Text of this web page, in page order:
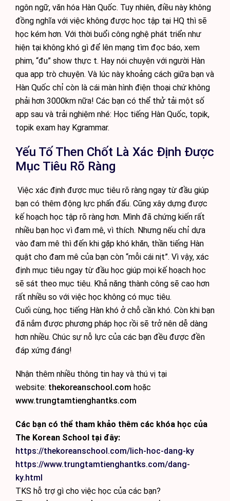
ngôn ngữ, văn hóa Hàn Quốc. Tuy nhiên, điều này không
đồng nghĩa với việc không được học tập tại HQ thì sẽ
học kém hơn. Với thời buổi công nghệ phát triển như
hiện tại không khó gì để lên mạng tìm đọc báo, xem
phim, “đu” show thực t. Hay nói chuyện với người Hàn
qua app trò chuyện. Và lúc này khoảng cách giữa bạn và
Hàn Quốc chỉ còn là cái màn hình điện thoại chứ không
phải hơn 3000km nữa! Các bạn có thể thử tải một số
app sau và trải nghiệm nhé: Học tiếng Hàn Quốc, topik,
topik exam hay Kgrammar.
Yếu Tố Then Chốt Là Xác Định Được
Mục Tiêu Rõ Ràng
Việc xác định được mục tiêu rõ ràng ngay từ đầu giúp
bạn có thêm động lực phấn đấu. Cũng xây dựng được
kế hoạch học tập rõ ràng hơn. Mình đã chứng kiến rất
nhiều bạn học vì đam mê, vì thích. Nhưng nếu chỉ dựa
vào đam mê thì đến khi gặp khó khăn, thần tiếng Hàn
quật cho đam mê của bạn còn “mỗi cái nịt”. Vì vậy, xác
định mục tiêu ngay từ đầu học giúp mọi kế hoạch học
sẽ sát theo mục tiêu. Khả năng thành công sẽ cao hơn
rất nhiều so với việc học không có mục tiêu.
Cuối cùng, học tiếng Hàn khó ở chỗ cần khó. Còn khi bạn
đã nắm được phương pháp học rồi sẽ trở nên dễ dàng
hơn nhiều. Chúc sự nỗ lực của các bạn đều được đền
đáp xứng đáng!
Nhận thêm nhiều thông tin hay và thú vị tại
website: thekoreanschool.com hoặc
www.trungtamtienghantks.com
Các bạn có thể tham khảo thêm các khóa học của
The Korean School tại đây:
https://thekoreanschool.com/lich-hoc-dang-ky
https://www.trungtamtienghantks.com/dang-
ky.html
TKS hỗ trợ gì cho việc học của các bạn?